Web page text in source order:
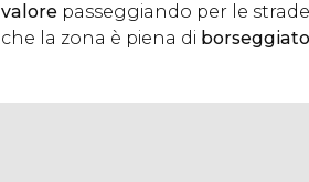
valore passeggiando per le
che la zona è piena di